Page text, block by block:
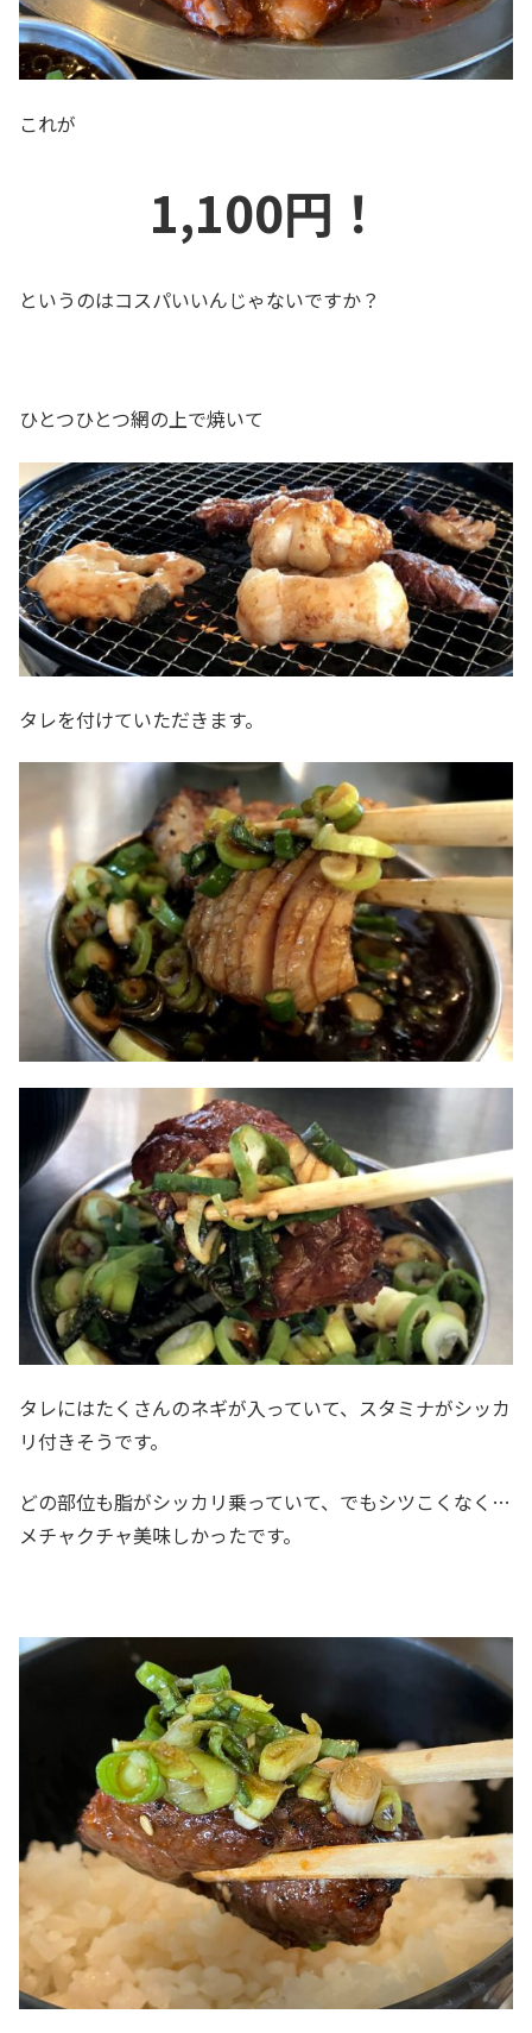
これが
1,100円！
というのはコスパいいんじゃないですか？
ひとつひとつ網の上で焼いて
タレを付けていただきます。
タレにはたくさんのネギが入っていて、スタミナがシッカ
リ付きそうです。
どの部位も脂がシッカリ乗っていて、でもシツこくなく…
メチャクチャ美味しかったです。